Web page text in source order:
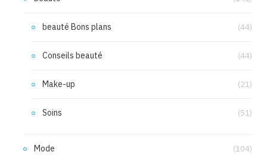
beauté Bons plans (44)
Conseils beauté (44)
Make-up (21)
Soins (51)
Mode (104)